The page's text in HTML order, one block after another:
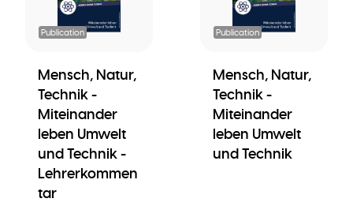
Publication
Mensch, Natur,
Technik -
Miteinander
leben Umwelt
und Technik -
Lehrerkommen
tar
Publication
Mensch, Natur,
Technik -
Miteinander
leben Umwelt
und Technik